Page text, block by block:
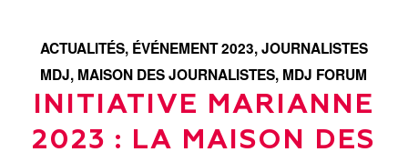
ACTUALITÉS, ÉVÉNEMENT 2023,JOURNALISTES
MDJ, MAISON DES JOURNALISTES, MDJ FORUM
INITIATIVE MARIANNE
2023 : LA MAISON DES